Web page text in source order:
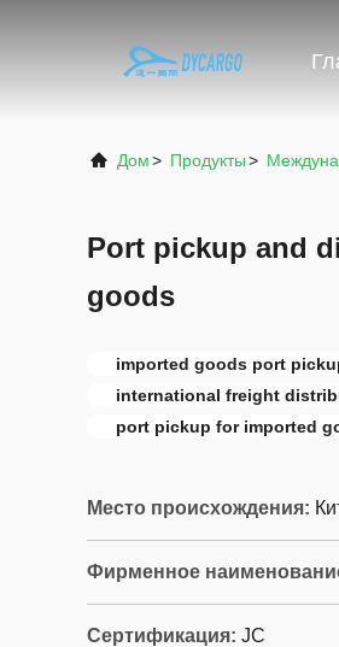
Дом> Продукты>
Port pickup and
goods
imported goods port
international freight
port pickup for imported
Место происхождения:
Фирменное
Сертификация: JC